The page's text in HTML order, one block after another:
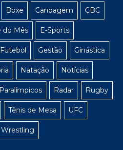
Boxe Canoagem CBC
do Mês E-Sports
Futebol Gestão Ginástica
Natação Notícias
Paralímpicos Radar Rugby
Tênis de Mesa UFC
Wrestling